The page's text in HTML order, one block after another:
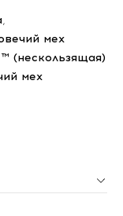
,
мех
(нескользящая)
мех